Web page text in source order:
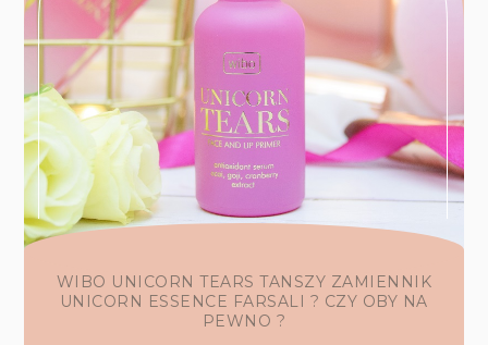
WIBO UNICORN TEARS TANSZY ZAMIENNIK
UNICORN ESSENCE FARSALI ? CZY OBY NA
PEWNO ?